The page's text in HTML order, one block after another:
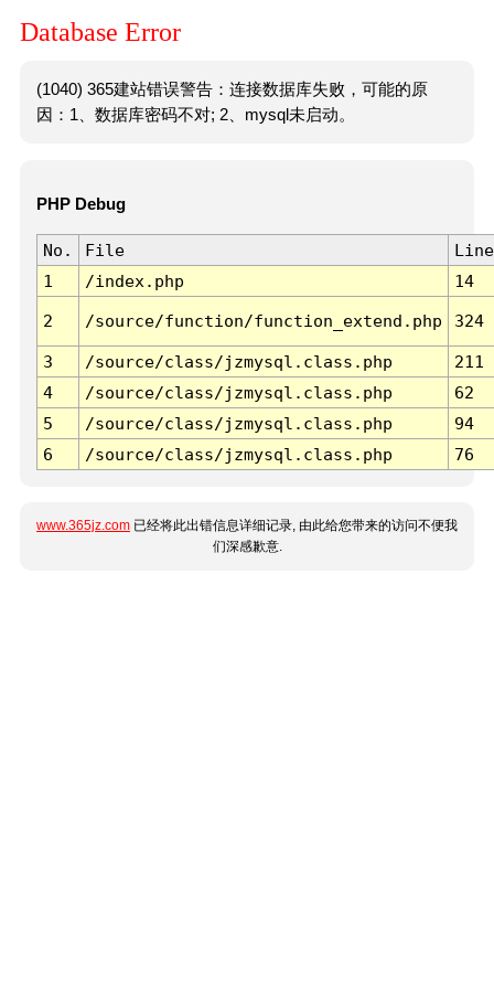
Database Error
(1040) 365建站错误警告：连接数据库失败，可能的原
因：1、数据库密码不对; 2、mysql未启动。
PHP Debug
No. File
Line
1
/index.php 14
2 /source/function/function_extend.php 324
3 /source/class/jzmysql.class.php
211
4
/source/class/jzmysql.class.php
62
5
/source/class/jzmysql.class.php
94
6
/source/class/jzmysql.class.php 76
www.365jz.com 已经将此出错信息详细记录, 由此给您带来的访问不便我
们深感歉意.